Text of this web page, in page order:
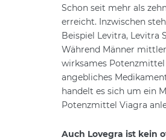
Schon seit mehr als
erreicht. Inzwischen
Beispiel Levitra, Levitra
Während Männer
wirksames Potenzmittel
angebliches
handelt es sich um ein
Potenzmittel Viagra
Auch Lovegra ist kein